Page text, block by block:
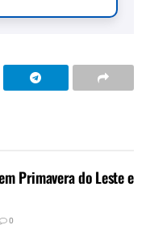
Primavera do Leste e
0